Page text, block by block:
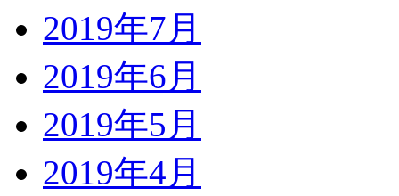
2019年7月
2019年6月
2019年5月
2019年4月